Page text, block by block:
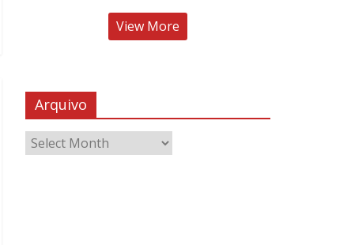
View More
Arquivo